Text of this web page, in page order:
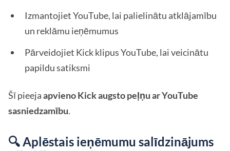
Izmantojiet YouTube, lai palielinātu atklājamību
un reklāmu ieņēmumus
Pārveidojiet Kick klipus YouTube, lai veicinātu
papildu satiksmi
Šī pieejaapvieno Kick augsto peļņu ar YouTube
sasniedzamību.
🔍 Aplēstais ieņēmumu salīdzinājums